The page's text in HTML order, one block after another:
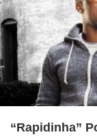
“Rapidinha”